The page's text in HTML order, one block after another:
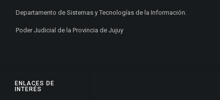
ENLACES DE
INTERÉS
Departamento de Sistemas y Tecnologías de la Información.
Poder Judicial de la Provincia de Jujuy